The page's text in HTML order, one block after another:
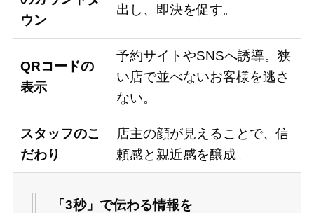
ウン
出し、即決を促す。
QRコードの
表示
予約サイトやSNSへ誘導。狭
い店で並べないお客様を逃さ
ない。
スタッフのこ
だわり
店主の顔が見えることで、信
頼感と親近感を醸成。
「3秒」で伝わる情報を